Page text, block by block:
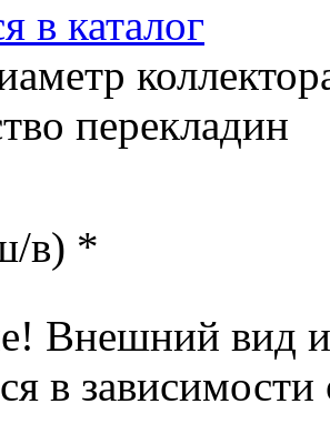
в каталог
перекладин
в) *
Внешний вид и
в зависимости